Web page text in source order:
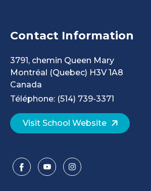
Contact Information
3791, chemin Queen Mary
Montréal (Quebec) H3V 1A8
Canada
Téléphone: (514) 739-3371
Visit School Website